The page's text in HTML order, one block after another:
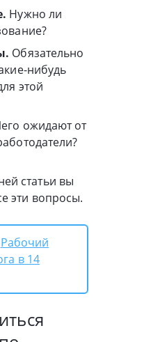
Нужно ли
Обязательно
нибудь
этой
ожидают от
статьи вы
эти вопросы.
Рабочий
в 14